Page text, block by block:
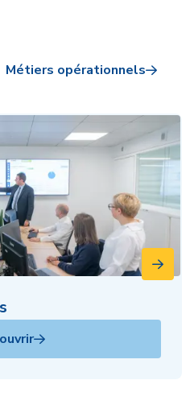
Métiers opérationnels